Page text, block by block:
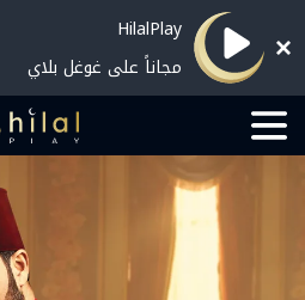
HilalPlay
مجاناً على غوغل بلاي